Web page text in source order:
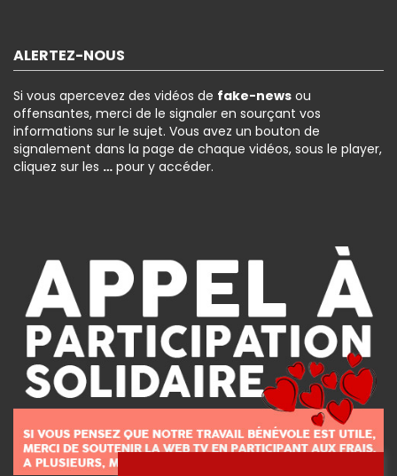
ALERTEZ-NOUS
Si vous apercevez des vidéos de fake-news ou
offensantes, merci de le signaler en sourçant vos
informations sur le sujet. Vous avez un bouton de
signalement dans la page de chaque vidéos, sous le player,
cliquez sur les … pour y accéder.